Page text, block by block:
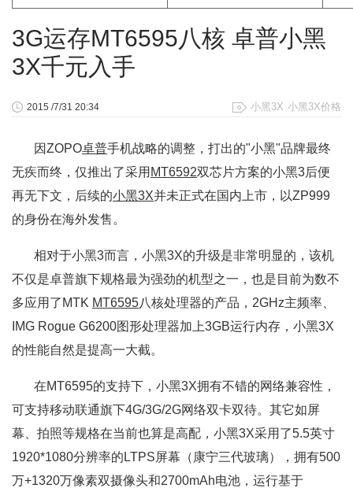
3G运存MT6595八核 卓普小黑
3X千元入手
小黑3X 小黑3X价格
2015 /7/31 20:34
因ZOPO卓普手机战略的调整，打出的"小黑"品牌最终
无疾而终，仅推出了采用 MT6592双芯片方案的小黑3后便
再无下文，后续的小黑3X并未正式在国内上市，以ZP999
的身份在海外发售。
相对于小黑3而言，小黑3X的升级是非常明显的，该机
不仅是卓普旗下规格最为强劲的机型之一，也是目前为数不
多应用了MTK MT6595八核处理器的产品，2GHz主频率、
IMG Rogue G6200图形处理器加上3GB运行内存，小黑3X
的性能自然是提高一大截。
在MT6595的支持下，小黑3X拥有不错的网络兼容性，
可支持移动联通旗下4G/3G/2G网络双卡双待。其它如屏
幕、拍照等规格在当前也算是高配，小黑3X采用了5.5英寸
1920*1080分辨率的LTPS屏幕（康宁三代玻璃），拥有500
万+1320万像素双摄像头和2700mAh电池，运行基于